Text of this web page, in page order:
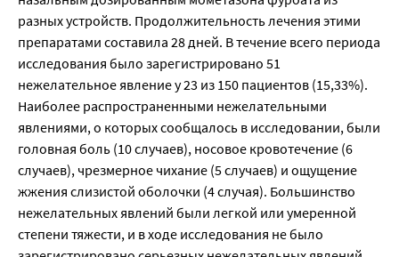
разных устройств. Продолжительность лечения этими
препаратами составила 28 дней. В течение всего периода
исследования было зарегистрировано 51
нежелательное явление у 23 из 150 пациентов (15,33%).
Наиболее распространенными нежелательными
явлениями, о которых сообщалось в исследовании, были
головная боль (10 случаев), носовое кровотечение (6
случаев), чрезмерное чихание (5 случаев) и ощущение
жжения слизистой оболочки (4 случая). Большинство
нежелательных явлений были легкой или умеренной
степени тяжести, и в ходе исследования не было